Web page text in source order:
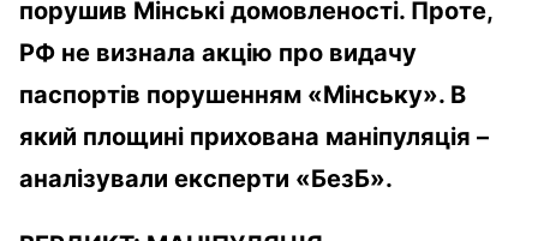
порушив Мінські домовленості. Проте,
РФ не визнала акцію про видачу
паспортів порушенням «Мінську». В
який площині прихована маніпуляція –
аналізували експерти «БезБ».